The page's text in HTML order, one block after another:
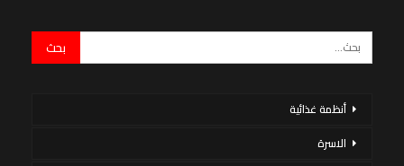
أنظمة غذائية
الاسرة